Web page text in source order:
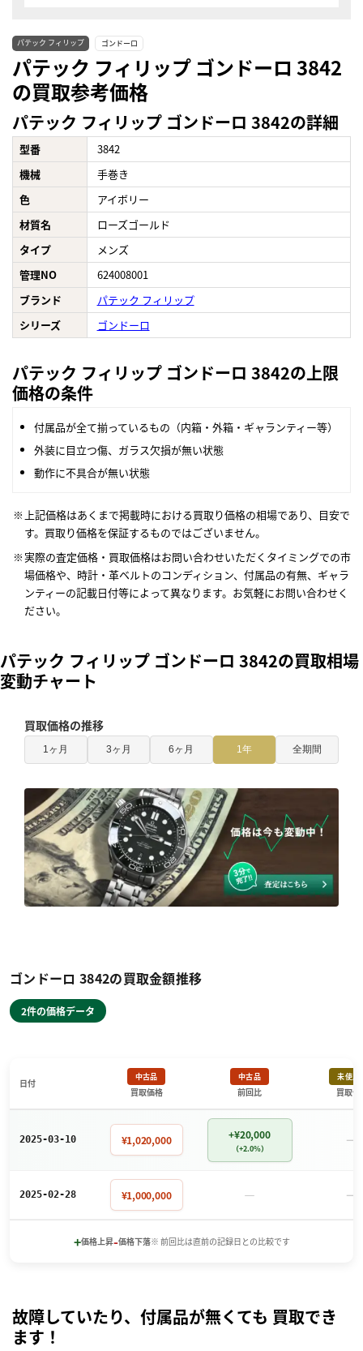
パテック フィリップ ゴンドーロ
パテック フィリップ ゴンドーロ 3842
の買取参考価格
パテック フィリップ ゴンドーロ 3842の詳細
型番
3842
機械
手巻き
色
アイボリー
材質名
ローズゴールド
タイプ
メンズ
管理NO
624008001
ブランド
パテック フィリップ
シリーズ
ゴンドーロ
パテック フィリップ ゴンドーロ 3842の上限
価格の条件
付属品が全て揃っているもの（内箱・外箱・ギャランティー等）
外装に目立つ傷、ガラス欠損が無い状態
動作に不具合が無い状態
上記価格はあくまで掲載時における買取り価格の相場であり、目安で
す。買取り価格を保証するものではございません。
実際の査定価格・買取価格はお問い合わせいただくタイミングでの市
場価格や、時計・革ベルトのコンディション、付属品の有無、ギャラ
ンティーの記載日付等によって異なります。お気軽にお問い合わせく
ださい。
パテック フィリップ ゴンドーロ 3842の買取相場
変動チャート
買取価格の推移
1ヶ月 3ヶ月 6ヶ月 1年 全期間
ゴンドーロ 3842の買取金額推移
2件の価格データ
日付
中古品
買取価格
中古品
前回比
未使用
買取価
2025-03-10 ¥1,020,000 +¥20,000
（+2.0%） －
2025-02-28 ¥1,000,000 － －
+価格上昇-価格下落※ 前回比は直前の記録日との比較です
故障していたり、付属品が無くても 買取でき
ます！